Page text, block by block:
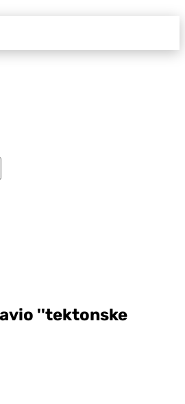
''tektonske